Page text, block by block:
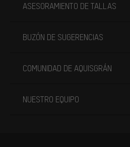
ASESORAMIENTO DE TALLAS
BUZÓN DE SUGERENCIAS
COMUNIDAD DE AQUISGRÁN
NUESTRO EQUIPO